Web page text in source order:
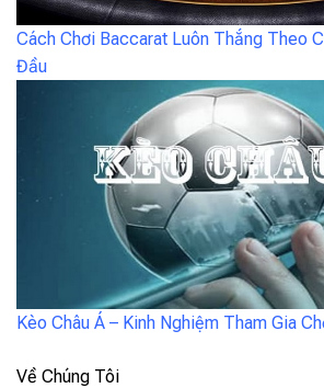
Cách Chơi Baccarat Luôn Thắng Theo
Đầu
Kèo Châu Á – Kinh Nghiệm Tham Gia
Về Chúng Tôi